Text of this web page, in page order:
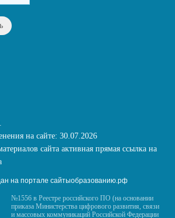
на сайте: 30.07.2026
сайта активная прямая ссылка на
на портале сайтыобразованию.рф
№1556 в Реестре российского ПО (на основании
приказа Министерства цифрового развития, связи
и массовых коммуникаций Российской Федерации